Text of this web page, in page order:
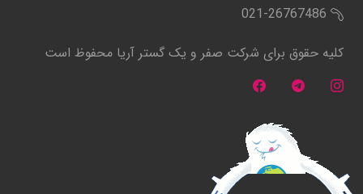
021-26767486
کلیه حقوق برای شرکت صفر و یک گستر آریا محفوظ است